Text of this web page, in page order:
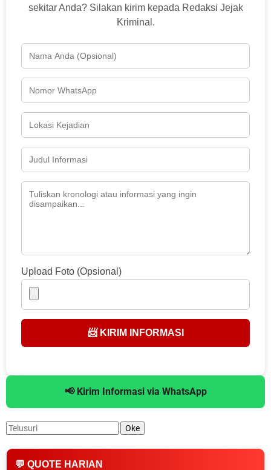
sekitar Anda? Silakan kirim kepada Redaksi Jejak
Kriminal.
Upload Foto (Opsional)
📨 KIRIM INFORMASI
📢 Kirim Informasi via WhatsApp
💬 QUOTE HARIAN